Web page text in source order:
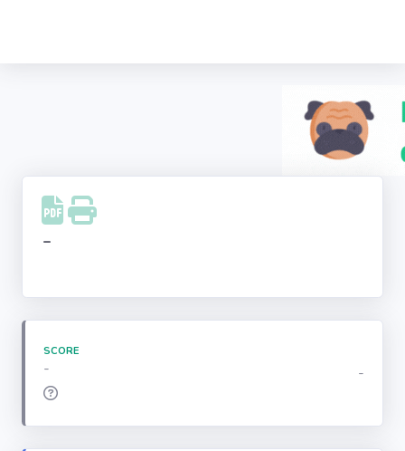
Facebook
Instagram
-
SCORE
- -